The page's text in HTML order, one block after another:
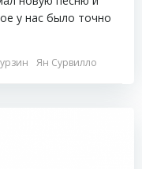
у нас было точно
Ян Сурвилло